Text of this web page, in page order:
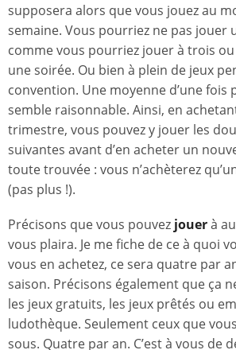
supposera alors que vous jouez au
semaine. Vous pourriez ne pas jouer
comme vous pourriez jouer à trois
une soirée. Ou bien à plein de jeux
convention. Une moyenne d’une fois
semble raisonnable. Ainsi, en
trimestre, vous pouvez y jouer les
suivantes avant d’en acheter un
toute trouvée : vous n’achèterez
(pas plus !).
Précisons que vous pouvez jouerà
vous plaira. Je me fiche de ce à quoi
vous en achetez, ce sera quatre par
saison. Précisons également que ça
les jeux gratuits, les jeux prêtés ou
ludothèque. Seulement ceux que
sous. Quatre par an. C’est à vous de